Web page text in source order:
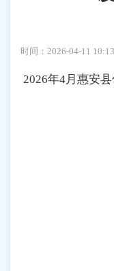
时间：2026-04-11 10:13
2026年4月惠安